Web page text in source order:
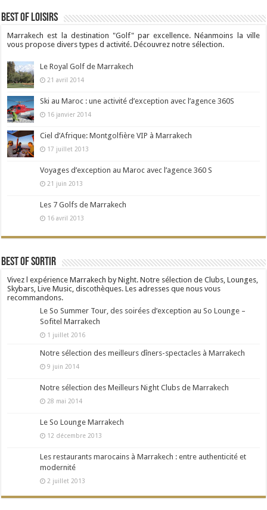
Best Of Loisirs
Marrakech est la destination "Golf" par excellence. Néanmoins la ville
vous propose divers types d activité. Découvrez notre sélection.
Le Royal Golf de Marrakech
21 avril 2014
Ski au Maroc : une activité d’exception avec l’agence 360S
16 janvier 2014
Ciel d’Afrique: Montgolfière VIP à Marrakech
17 juillet 2013
Voyages d’exception au Maroc avec l’agence 360 S
21 juin 2013
Les 7 Golfs de Marrakech
16 avril 2013
Best Of Sortir
Vivez l expérience Marrakech by Night. Notre sélection de Clubs, Lounges,
Skybars, Live Music, discothèques. Les adresses que nous vous
recommandons.
Le So Summer Tour, des soirées d’exception au So Lounge –
Sofitel Marrakech
1 juillet 2016
Notre sélection des meilleurs dîners-spectacles à Marrakech
9 juin 2014
Notre sélection des Meilleurs Night Clubs de Marrakech
28 mai 2014
Le So Lounge Marrakech
12 décembre 2013
Les restaurants marocains à Marrakech : entre authenticité et
modernité
2 juillet 2013